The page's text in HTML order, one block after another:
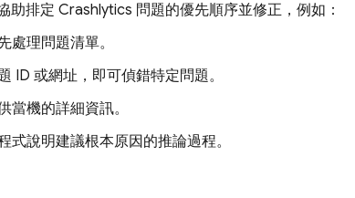
助排定 Crashlytics 問題的優先順序並修正，例如：
處理問題清單。
ID 或網址，即可偵錯特定問題。
當機的詳細資訊。
式說明建議根本原因的推論過程。